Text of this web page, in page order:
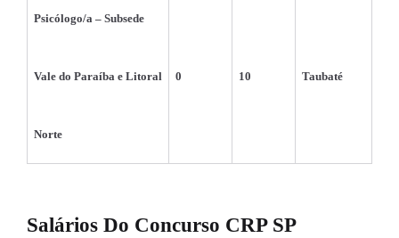
Psicólogo/a – Subsede
Vale do Paraíba e Litoral
Norte
0 10 Taubaté
Salários Do Concurso CRP SP